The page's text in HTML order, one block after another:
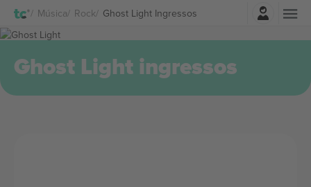
Música Rock Ghost Light Ingressos
Entrar
Ghost Light ingressos